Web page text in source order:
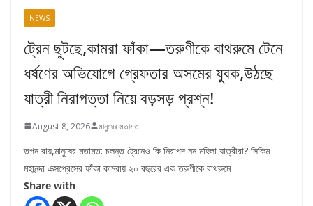
NEWS
ট্রেন ছুটছে,কামরা ফাঁকা—তরুণীকে বাথরুমে টেনে
ধর্ষণের অভিযোগে গ্রেফতার অসমের যুবক,উঠছে
যাত্রী নিরাপত্তা নিয়ে বড়সড় প্রশ্ন!
August 8, 2026 মানুষের মতামত
তপন রায়,মানুষের মতামত: চলন্ত ট্রেনেও কি নিরাপদ নন মহিলা যাত্রীরা? সিকিম
মহানন্দা এক্সপ্রেসের ফাঁকা কামরায় ২০ বছরের এক তরুণীকে বাথরুমে
Share with